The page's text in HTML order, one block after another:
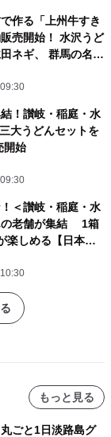
作る「上州牛すき
売開始！ 水沢うど
ネギ、 群馬の名産
焼きうどん
！讃岐・稲庭・水
大うどんセットを
開始
＜讃岐・稲庭・水
の老舗が集結 1箱
楽しめる【日本三
年11月16日よ
もっと見る
ごと1日淡路島グ